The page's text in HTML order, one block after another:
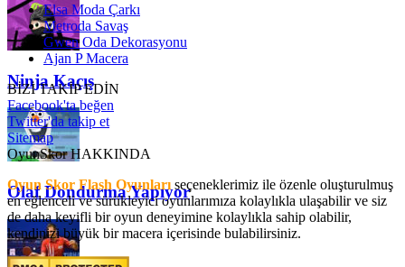
Ninja Kaçış
Olaf Dondurma Yapıyor
Elsa Moda Çarkı
Metroda Savaş
Gwen Oda Dekorasyonu
Ajan P Macera
BİZİ TAKİP EDİN
Facebook'ta beğen
Twitter'da takip et
Sitemap
OyunSkor HAKKINDA
Oyun Skor Flash Oyunları seçeneklerimiz ile özenle oluşturulmuş
en eğlenceli ve sürükleyici oyunlarımıza kolaylıkla ulaşabilir ve siz
de daha keyifli bir oyun deneyimine kolaylıkla sahip olabilir,
kendinizi büyük bir macera içerisinde bulabilirsiniz.